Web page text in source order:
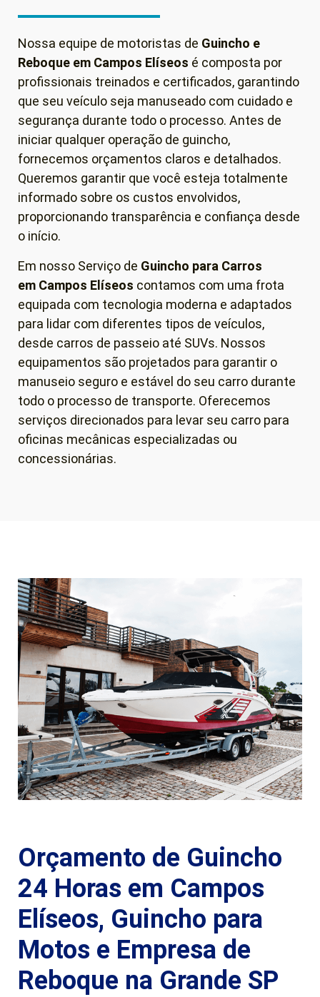
Nossa equipe de motoristas de Guincho e
Reboque em Campos Elíseos é composta por
profissionais treinados e certificados, garantindo
que seu veículo seja manuseado com cuidado e
segurança durante todo o processo. Antes de
iniciar qualquer operação de guincho,
fornecemos orçamentos claros e detalhados.
Queremos garantir que você esteja totalmente
informado sobre os custos envolvidos,
proporcionando transparência e confiança desde
o início.
Em nosso Serviço de Guincho para Carros
em Campos Elíseos contamos com uma frota
equipada com tecnologia moderna e adaptados
para lidar com diferentes tipos de veículos,
desde carros de passeio até SUVs. Nossos
equipamentos são projetados para garantir o
manuseio seguro e estável do seu carro durante
todo o processo de transporte. Oferecemos
serviços direcionados para levar seu carro para
oficinas mecânicas especializadas ou
concessionárias.
Orçamento de Guincho
24 Horas em Campos
Elíseos, Guincho para
Motos e Empresa de
Reboque na Grande SP